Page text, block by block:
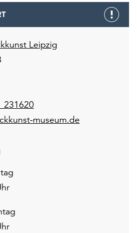
Leipzig
231620
museum.de